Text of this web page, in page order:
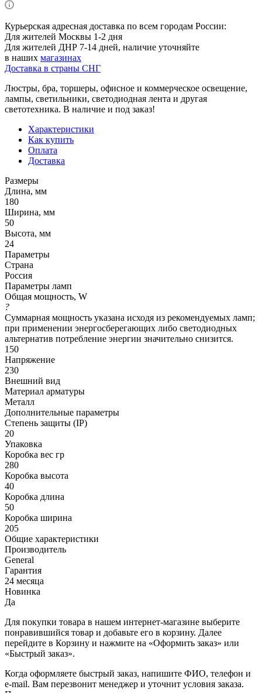
Курьерская адресная доставка по всем городам России:
Для жителей Москвы 1-2 дня
Для жителей ДНР 7-14 дней, наличие уточняйте
в наших магазинах
Доставка в страны СНГ
Люстры, бра, торшеры, офисное и коммерческое освещение,
лампы, светильники, светодиодная лента и другая
светотехника. В наличие и под заказ!
Характеристики
Как купить
Оплата
Доставка
Размеры
Длина, мм
180
Ширина, мм
50
Высота, мм
24
Параметры
Страна
Россия
Параметры ламп
Общая мощность, W
?
Суммарная мощность указана исходя из рекомендуемых ламп;
при применении энергосберегающих либо светодиодных
альтернатив потребление энергии значительно снизится.
150
Напряжение
230
Внешний вид
Материал арматуры
Металл
Дополнительные параметры
Степень защиты (IP)
20
Упаковка
Коробка вес гр
280
Коробка высота
40
Коробка длина
50
Коробка ширина
205
Общие характеристики
Производитель
General
Гарантия
24 месяца
Новинка
Да
Для покупки товара в нашем интернет-магазине выберите
понравившийся товар и добавьте его в корзину. Далее
перейдите в Корзину и нажмите на «Оформить заказ» или
«Быстрый заказ».
Когда оформляете быстрый заказ, напишите ФИО, телефон и
e-mail. Вам перезвонит менеджер и уточнит условия заказа.